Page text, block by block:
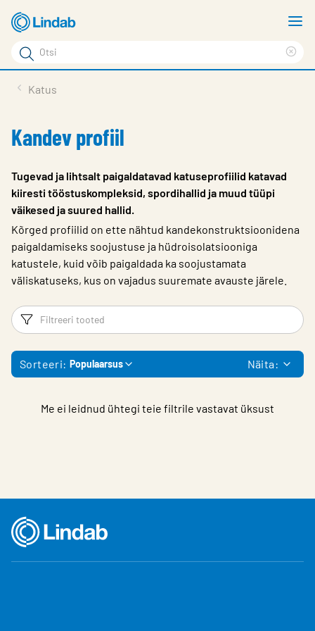
Mine
põhisisu
juurde
Otsi
Otsi
Meist
Logi sisse
Choose languge
Estonia
Katus
Kandev profiil
Tugevad ja lihtsalt paigaldatavad katuseprofiilid katavad
kiiresti tööstuskompleksid, spordihallid ja muud tüüpi
väikesed ja suured hallid.
Kõrged profiilid on ette nähtud kandekonstruktsioonidena
paigaldamiseks soojustuse ja hüdroisolatsiooniga
katustele, kuid võib paigaldada ka soojustamata
väliskatuseks, kus on vajadus suuremate avauste järele.
Filtrid
Sorteeri: Populaarsus Näita:
Me ei leidnud ühtegi teie filtrile vastavat üksust